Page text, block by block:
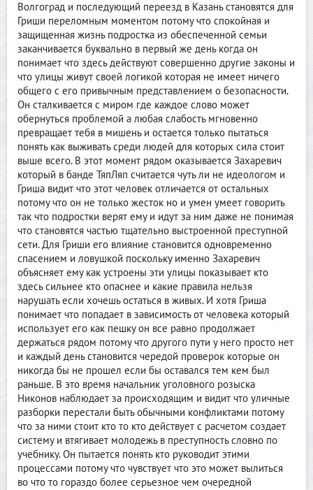
Волгоград и последующий переезд в Казань становятся для
Гриши переломным моментом потому что спокойная и
защищенная жизнь подростка из обеспеченной семьи
заканчивается буквально в первый же день когда он
понимает что здесь действуют совершенно другие законы и
что улицы живут своей логикой которая не имеет ничего
общего с его привычным представлением о безопасности.
Он сталкивается с миром где каждое слово может
обернуться проблемой а любая слабость мгновенно
превращает тебя в мишень и остается только пытаться
понять как выживать среди людей для которых сила стоит
выше всего. В этот момент рядом оказывается Захаревич
который в банде ТяпЛяп считается чуть ли не идеологом и
Гриша видит что этот человек отличается от остальных
потому что он не только жесток но и умен умеет говорить
так что подростки верят ему и идут за ним даже не понимая
что становятся частью тщательно выстроенной преступной
сети. Для Гриши его влияние становится одновременно
спасением и ловушкой поскольку именно Захаревич
объясняет ему как устроены эти улицы показывает кто
здесь сильнее кто опаснее и какие правила нельзя
нарушать если хочешь остаться в живых. И хотя Гриша
понимает что попадает в зависимость от человека который
использует его как пешку он все равно продолжает
держаться рядом потому что другого пути у него просто нет
и каждый день становится чередой проверок которые он
никогда бы не прошел если бы оставался тем кем был
раньше. В это время начальник уголовного розыска
Никонов наблюдает за происходящим и видит что уличные
разборки перестали быть обычными конфликтами потому
что за ними стоит кто то кто действует с расчетом создает
систему и втягивает молодежь в преступность словно по
учебнику. Он пытается понять кто руководит этими
процессами потому что чувствует что это может вылиться
во что то гораздо более серьезное чем очередной